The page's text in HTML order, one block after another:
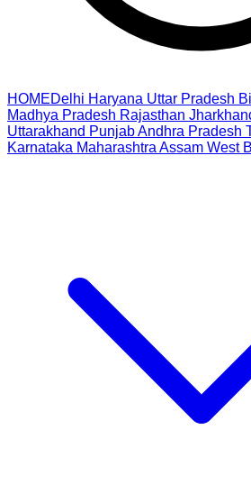
HOMEDelhi Haryana Uttar Pradesh
Madhya Pradesh Rajasthan
Uttarakhand PunjabAndhra Pradesh
Karnataka Maharashtra Assam West